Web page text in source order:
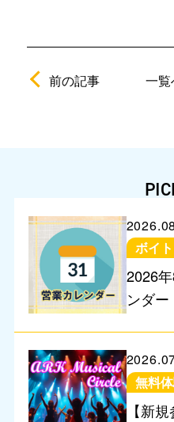
前の記事 一覧
ボイ
営
2026
ンダー
無料
【新規